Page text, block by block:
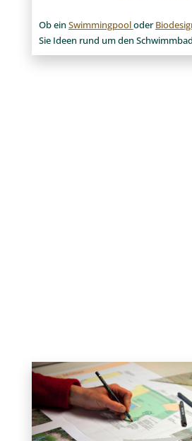
Ob ein Swimmingpooloder
Sie Ideen rund um den